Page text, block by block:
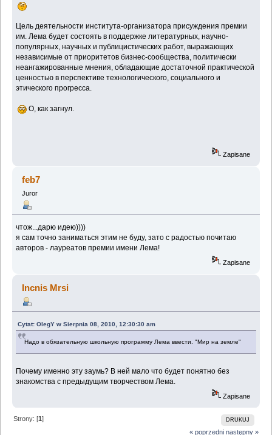
Цель деятельности института-организатора присуждения премии
им. Лема будет состоять в поддержке литературных, научно-
популярных, научных и публицистических работ, выражающих
независимые от приоритетов бизнес-сообщества, политически
неангажированные мнения, обладающие достаточной практической
ценностью в перспективе технологического, социального и
этического прогресса.
О, как загнул.
Zapisane
feb7
Juror
чтож...дарю идею))))
я сам точно заниматься этим не буду, зато с радостью почитаю
авторов - лауреатов премии имени Лема!
Zapisane
Incnis Mrsi
Cytat: OlegY w Sierpnia 08, 2010, 12:30:30 am
Надо в обязательную школьную программу Лема ввести. "Мир на земле"
Почему именно эту заумь? В ней мало что будет понятно без
знакомства с предыдущим творчеством Лема.
Zapisane
DRUKUJ
Strony: [1]
« poprzedni następny »